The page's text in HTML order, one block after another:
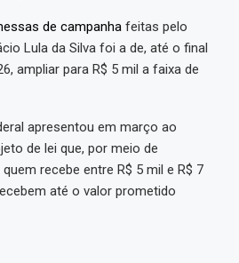
de campanha feitas pelo
Lula da Silva foi a de, até o final
ampliar para R$ 5 mil a faixa de
apresentou em março ao
de lei que, por meio de
recebe entre R$ 5 mil e R$ 7
até o valor prometido